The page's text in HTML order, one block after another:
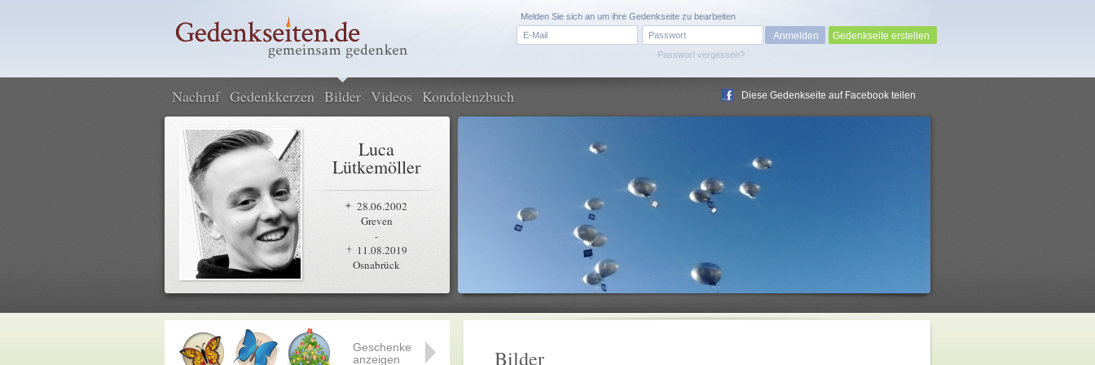
Passwort vergessen?
Melden Sie sich an um ihre Gedenkseite zu bearbeiten
Gedenkseite erstellen
Nachruf Gedenkkerzen Bilder Videos Kondolenzbuch Diese Gedenkseite auf Facebook teilen
Luca
Lütkemöller
28.06.2002
Greven
-
11.08.2019
Osnabrück
Bilder
Geschenke
anzeigen